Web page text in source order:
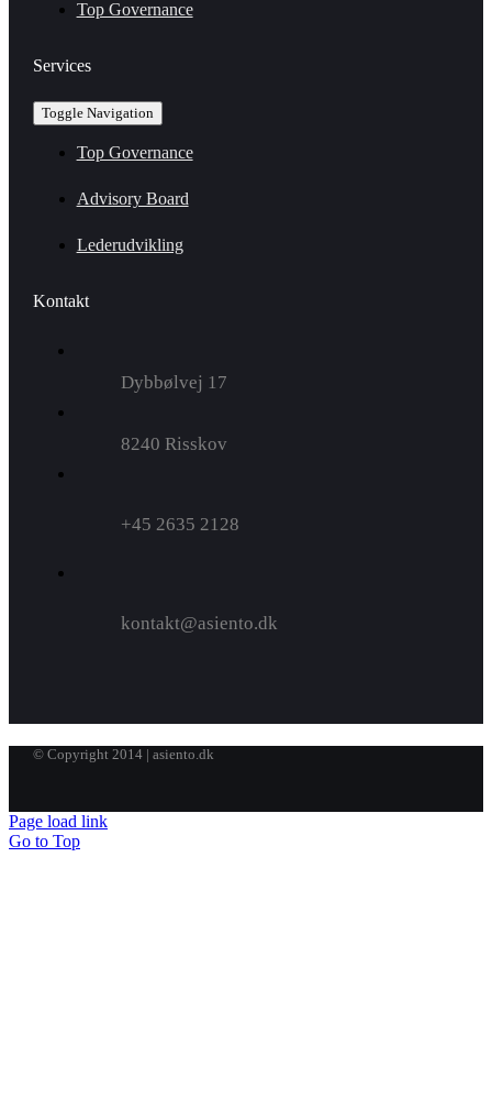
Top Governance
Services
Toggle Navigation
Top Governance
Advisory Board
Lederudvikling
Kontakt
Dybbølvej 17
8240 Risskov
+45 2635 2128
kontakt@asiento.dk
© Copyright 2014 | asiento.dk
Page load link
Go to Top